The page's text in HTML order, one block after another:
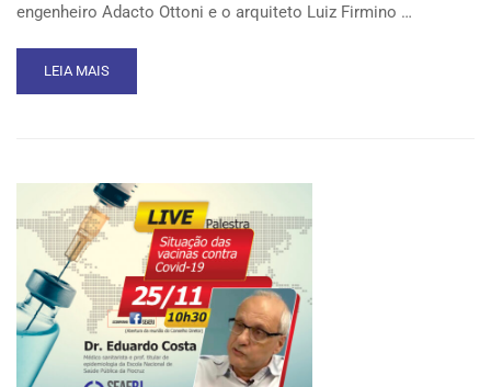
engenheiro Adacto Ottoni e o arquiteto Luiz Firmino …
READ
MORE
PALESTRAS
SOBRE
CASOS
POSITIVOS
DE
SANEAMENTO
BÁSICO
LEIA MAIS